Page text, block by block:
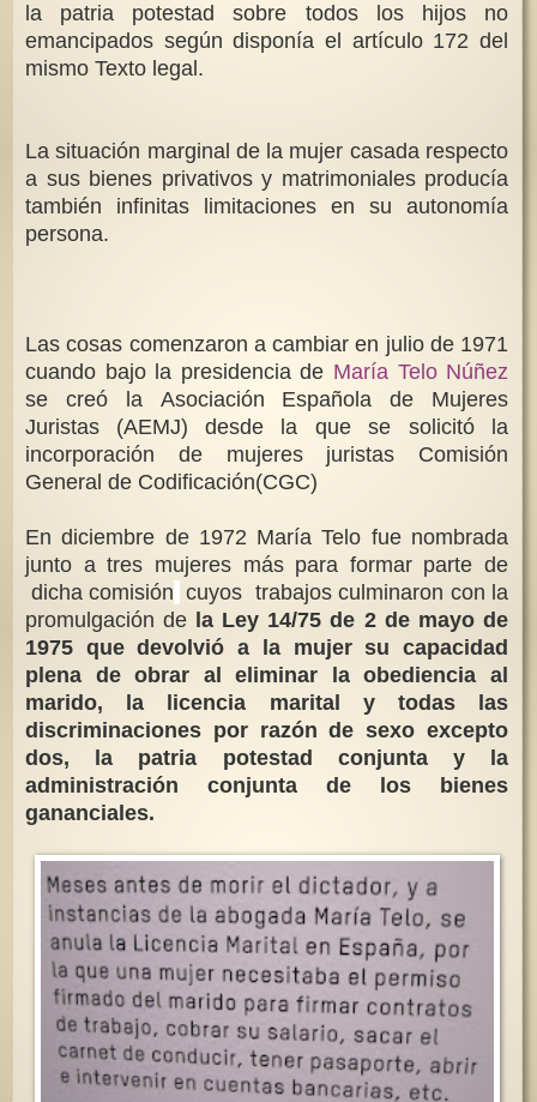
la patria potestad sobre todos los hijos no
emancipados según disponía el artículo 172 del
mismo Texto legal.
La situación marginal de la mujer casada respecto
a sus bienes privativos y matrimoniales producía
también infinitas limitaciones en su autonomía
persona.
Las cosas comenzaron a cambiar en julio de 1971
cuando bajo la presidencia de María Telo Núñez
se creó la Asociación Española de Mujeres
Juristas (AEMJ) desde la que se solicitó la
incorporación de mujeres juristas Comisión
General de Codificación(CGC)
En diciembre de 1972 María Telo fue nombrada
junto a tres mujeres más para formar parte de
dicha comisión cuyos trabajos culminaron con la
promulgación de la Ley 14/75 de 2 de mayo de
1975 que devolvió a la mujer su capacidad
plena de obrar al eliminar la obediencia al
marido, la licencia marital y todas las
discriminaciones por razón de sexo excepto
dos, la patria potestad conjunta y la
administración conjunta de los bienes
gananciales.